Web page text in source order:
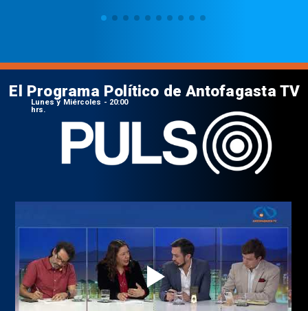
El Programa Político de Antofagasta TV
Lunes y Miércoles - 20:00
hrs.